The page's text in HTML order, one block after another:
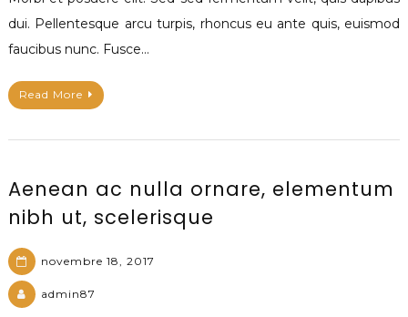
dui. Pellentesque arcu turpis, rhoncus eu ante quis, euismod
faucibus nunc. Fusce…
Read More
Aenean ac nulla ornare, elementum
nibh ut, scelerisque
novembre 18, 2017
admin87